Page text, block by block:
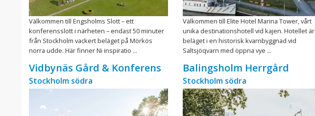
Välkommen till Engsholms Slott – ett
konferensslott i närheten – endast 50 minuter
från Stockholm vackert beläget på Mörkös
norra udde. Här finner Ni inspiratio ...
Vidbynäs Gård & Konferens
Stockholm södra
Välkommen till Elite Hotel Marina Tower, vårt
unika destinationshotell vid kajen. Hotellet är
beläget i en historisk kvarnbyggnad vid
Saltsjöqvarn med öppna vye ...
Balingsholm Herrgård
Stockholm södra